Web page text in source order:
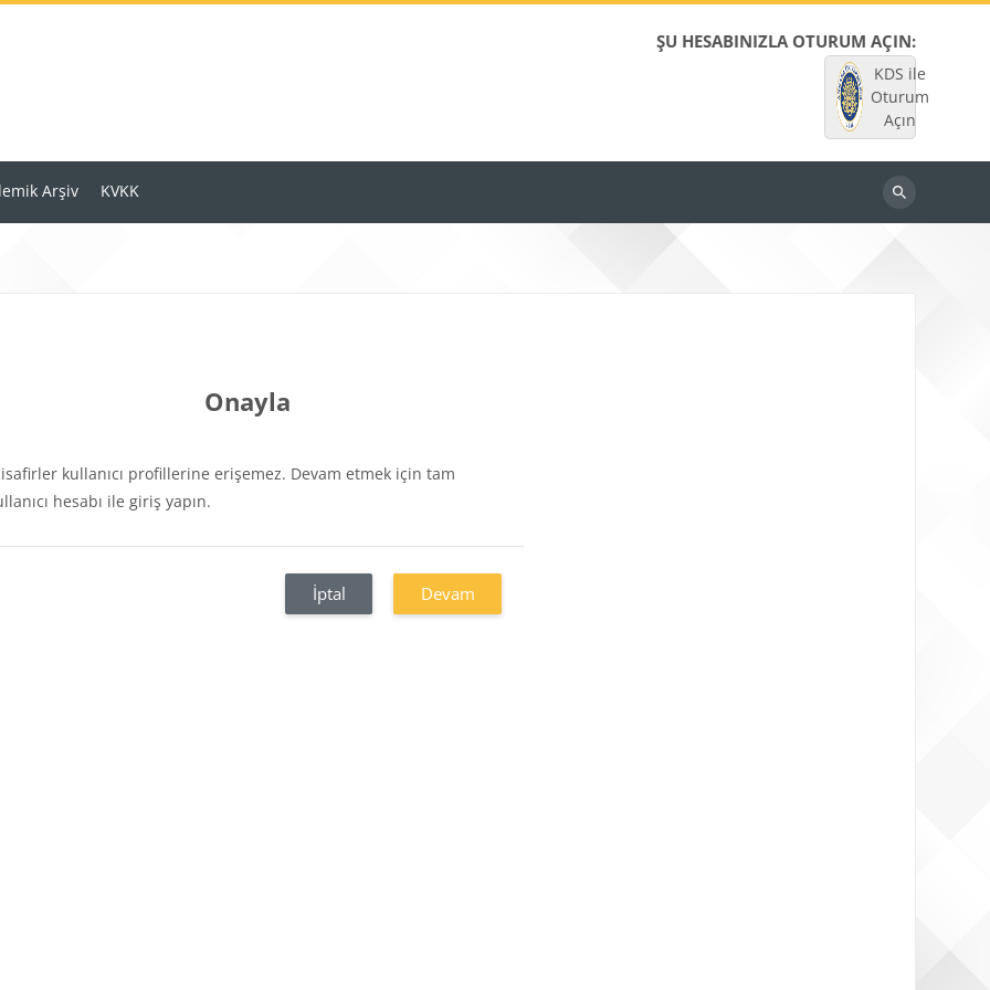
ŞU HESABINIZLA OTURUM AÇIN:
KDS ile
Oturum
Açın
Arşiv KVKK
Dersleri
Onayla
kullanıcı profillerine erişemez. Devam etmek için tam
hesabı ile giriş yapın.
İptal Devam